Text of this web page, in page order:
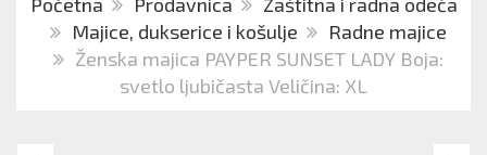
Početna Prodavnica
Zaštitna i radna odeća
Majice, dukserice i košulje
Radne majice
Ženska majica PAYPER SUNSET LADY Boja:
svetlo ljubičasta Veličina: XL